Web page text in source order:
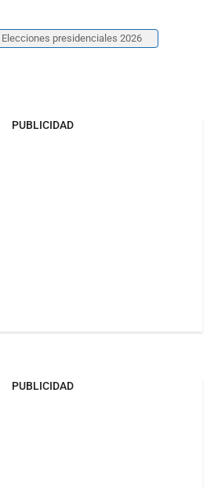
Elecciones presidenciales 2026
PUBLICIDAD
PUBLICIDAD